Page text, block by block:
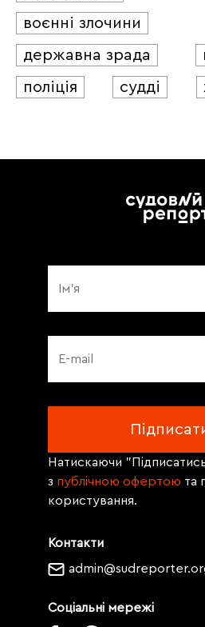
воєнні злочини
державна зрада
поліція
судді
Контакти
Соціальні мережі
Натискаючи
з публічною офертою та
користування.